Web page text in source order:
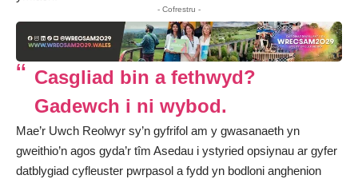
- Cofrestru -
Casgliad bin a fethwyd?
Gadewch i ni wybod.
Mae’r Uwch Reolwyr sy’n gyfrifol am y gwasanaeth yn
gweithio’n agos gyda’r tîm Asedau i ystyried opsiynau ar gyfer
datblygiad cyfleuster pwrpasol a fydd yn bodloni anghenion